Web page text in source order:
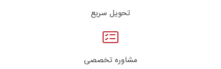
تحویل سریع
مشاوره تخصصی